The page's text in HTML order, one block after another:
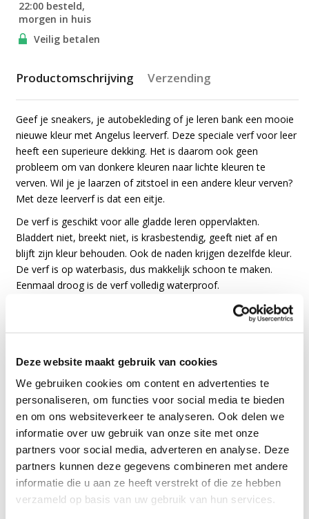
Deze website maakt gebruik van cookies
We gebruiken cookies om content en advertenties te
personaliseren, om functies voor social media te bieden
en om ons websiteverkeer te analyseren. Ook delen we
informatie over uw gebruik van onze site met onze
partners voor social media, adverteren en analyse. Deze
partners kunnen deze gegevens combineren met andere
informatie die u aan ze heeft verstrekt of die ze hebben
verzameld op basis van uw gebruik van hun services.
22:00 besteld,
morgen in huis
Veilig betalen
Productomschrijving
Geef je sneakers, je autobekleding of je leren bank een mooie
nieuwe kleur met Angelus leerverf. Deze speciale verf voor leer
heeft een superieure dekking. Het is daarom ook geen
probleem om van donkere kleuren naar lichte kleuren te
verven. Wil je je laarzen of zitstoel in een andere kleur verven?
Met deze leerverf is dat een eitje.
De verf is geschikt voor alle gladde leren oppervlakten.
Bladdert niet, breekt niet, is krasbestendig, geeft niet af en
blijft zijn kleur behouden. Ook de naden krijgen dezelfde kleur.
De verf is op waterbasis, dus makkelijk schoon te maken.
Eenmaal droog is de verf volledig waterproof.
Doordat de leerverf super simpel is te gebruiken, verf je zelf
goedkoop je leren items in een nieuw kleurtje en los je schade
Gebruiksadvies voor Angelus
leerverf:
Behandel het leer voor met dePreparer & Deglazervoor een
goede hechting.
Verf dunne, effen laagjes totdat je een egaal en dekkend
resultaat ziet.
Wacht 10-15 min voordat je een nieuwe laag aanbrengt.
Laat je leren item 24 uur rusten voordat je het gebruikt.
Verzending